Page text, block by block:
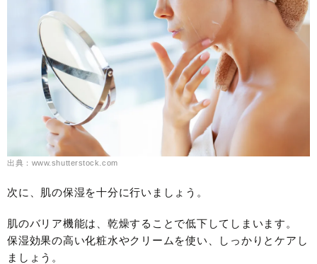
出典：www.shutterstock.com
次に、肌の保湿を十分に行いましょう。
肌のバリア機能は、乾燥することで低下してしまいます。
保湿効果の高い化粧水やクリームを使い、しっかりとケアし
ましょう。